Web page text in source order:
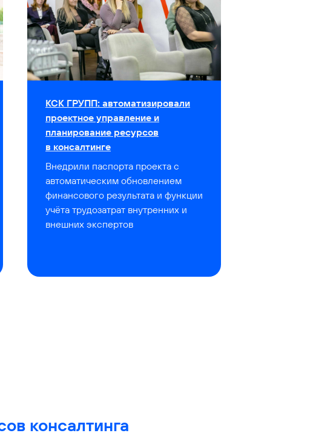
КСК ГРУПП: автоматизировали
проектное управление и
планирование ресурсов
в консалтинге
Внедрили паспорта проекта с
автоматическим обновлением
финансового результата и функции
учёта трудозатрат внутренних и
внешних экспертов
консалтинга